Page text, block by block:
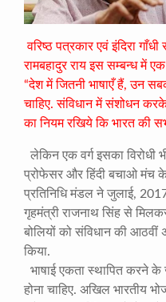
वरिष्ठ पत्रकार एवं इंदिरा
रामबहादुर राय इस सम्बन्ध में
“देश में जितनी भाषाएँ हैं, उन
चाहिए. संविधान में संशोधन
का नियम रखिये कि भारत की
लेकिन एक वर्ग इसका विरोधी
प्रोफेसर और हिंदी बचाओ मंच
प्रतिनिधि मंडल ने जुलाई,
गृहमंत्री राजनाथ सिंह से
बोलियों को संविधान की आठवीं
किया.
भाषाई एकता स्थापित करने
होना चाहिए. अखिल भारतीय